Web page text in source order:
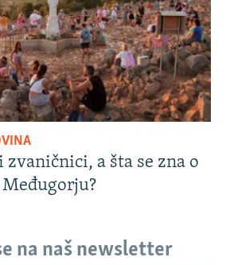
zvaničnici, a šta se zna o
na naš newsletter